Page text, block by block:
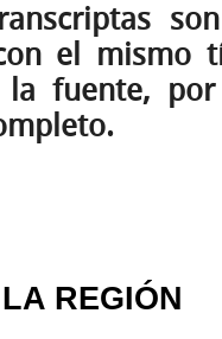
el
fuente,
REGIÓN